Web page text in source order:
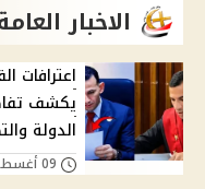
الاخبار
اعترافات
يكشف
الدولة